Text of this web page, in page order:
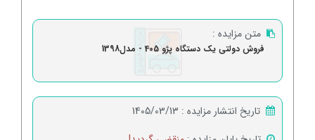
متن مزایده :
فروش دولتی یک دستگاه پژو 405 - مدل1398
تاریخ انتشار مزایده : 1405/03/13